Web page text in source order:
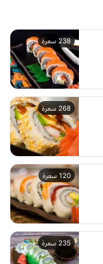
238 سعرة
268 سعرة
120 سعرة
235 سعرة